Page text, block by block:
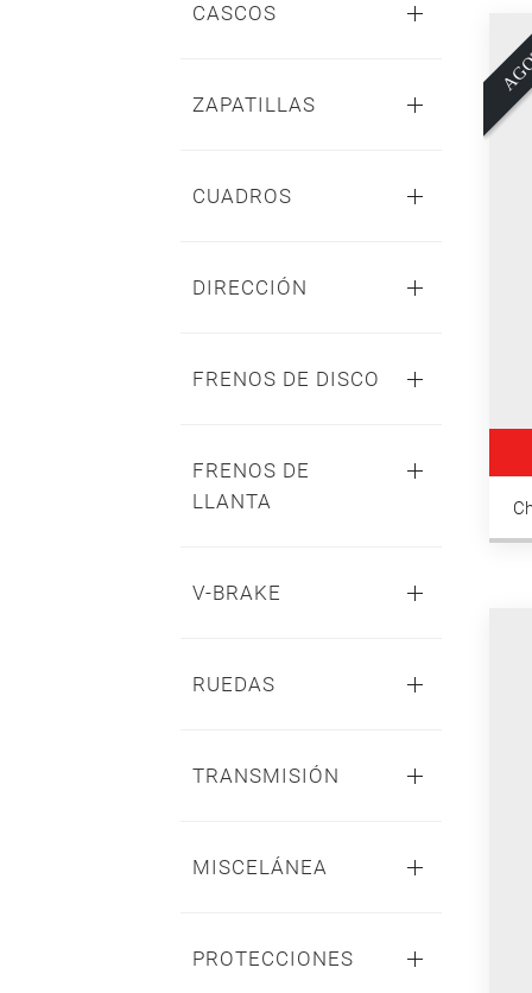
A
G
O
T
A
D
CASCOS
ZAPATILLAS
CUADROS
DIRECCIÓN
FRENOS DE DISCO
FRENOS DE
LLANTA
V-BRAKE
RUEDAS
TRANSMISIÓN
MISCELÁNEA
PROTECCIONES